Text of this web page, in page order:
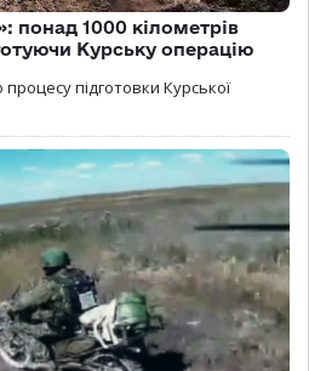
понад 1000 кілометрів
Курську операцію
підготовки Курської